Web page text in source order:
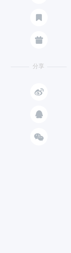

分享


